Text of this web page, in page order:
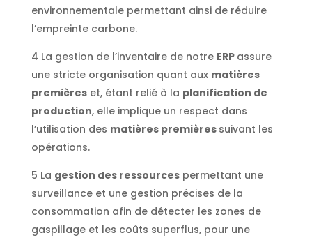
environnementale permettant ainsi de réduire
l’empreinte carbone.
4 La gestion de l’inventaire de notre ERP assure
une stricte organisation quant aux matières
premièreset, étant relié à la planification de
production, elle implique un respect dans
l’utilisation des matières premières suivant les
opérations.
5 La gestion des ressourcespermettant une
surveillance et une gestion précises de la
consommation afin de détecter les zones de
gaspillage et les coûts superflus, pour une